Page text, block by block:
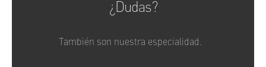
¿Dudas?
También son nuestra especialidad.